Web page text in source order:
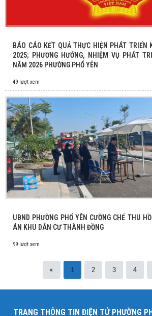
BÁO CÁO KẾT QUẢ THỰC HIỆN PHÁT TRIỂN
2025; PHƯƠNG HƯỚNG, NHIỆM VỤ PHÁT
NĂM 2026 PHƯỜNG PHỔ YÊN
49 lượt xem
UBND PHƯỜNG PHỔ YÊN CƯỠNG CHẾ THU
ÁN KHU DÂN CƯ THÀNH ĐỒNG
99 lượt xem
« 1 2 3 4
TRANG THÔNG TIN ĐIỆN TỬ PHƯỜNG